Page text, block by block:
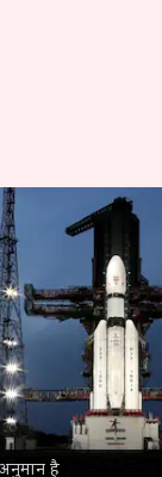
है
बीते दिन